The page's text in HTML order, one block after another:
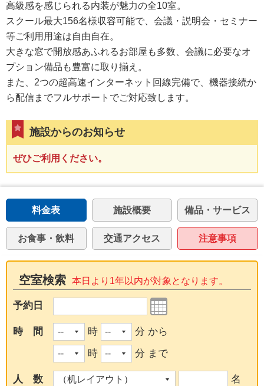
高級感を感じられる内装が魅力の全10室。
スクール最大156名様収容可能で、会議・説明会・セミナー
等ご利用用途は自由自在。
大きな窓で開放感あふれるお部屋も多数、会議に必要なオ
プション備品も豊富に取り揃え。
また、2つの超高速インターネット回線完備で、機器接続か
ら配信までフルサポートでご対応致します。
施設からのお知らせ
ぜひご利用ください。
料金表 施設概要 備品・サービス
お食事・飲料 交通アクセス 注意事項
空室検索 本日より1年以内が対象となります。
予約日
時 間 時
分 から
時
分 まで
人 数 名